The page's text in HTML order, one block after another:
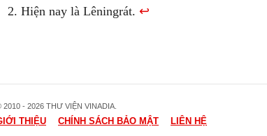
Hiện nay là Lêningrát. ↩
2010 - 2026 THƯ VIỆN VINADIA.
THIỆU CHÍNH SÁCH BẢO MẬT LIÊN HỆ